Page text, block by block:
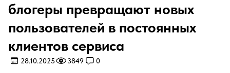
блогеры превращают новых
пользователей в постоянных
клиентов сервиса
28.10.2025 3849 0